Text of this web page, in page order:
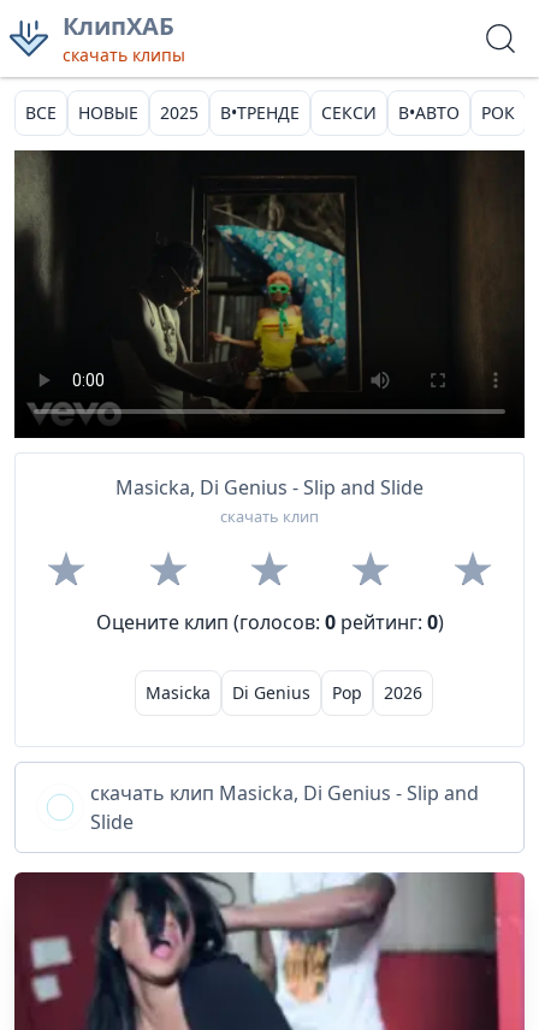
КлипХАБ
скачать клипы
ВСЕ НОВЫЕ 2025 В•ТРЕНДЕ СЕКСИ В•АВТО РОК
Masicka, Di Genius - Slip and Slide
скачать клип
Оцените клип (голосов: 0 рейтинг: 0)
Masicka Di Genius Pop 2026
скачать клип Masicka, Di Genius - Slip and
Slide